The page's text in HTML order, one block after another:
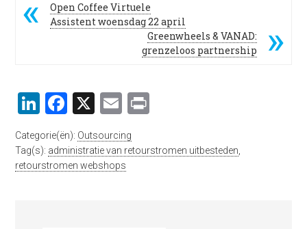
Open Coffee Virtuele
Assistent woensdag 22 april
Greenwheels & VANAD:
grenzeloos partnership
LinkedIn
Facebook
X Email
Categorie(ën): Outsourcing
Tag(s): administratie van retourstromen uitbesteden,
retourstromen webshops